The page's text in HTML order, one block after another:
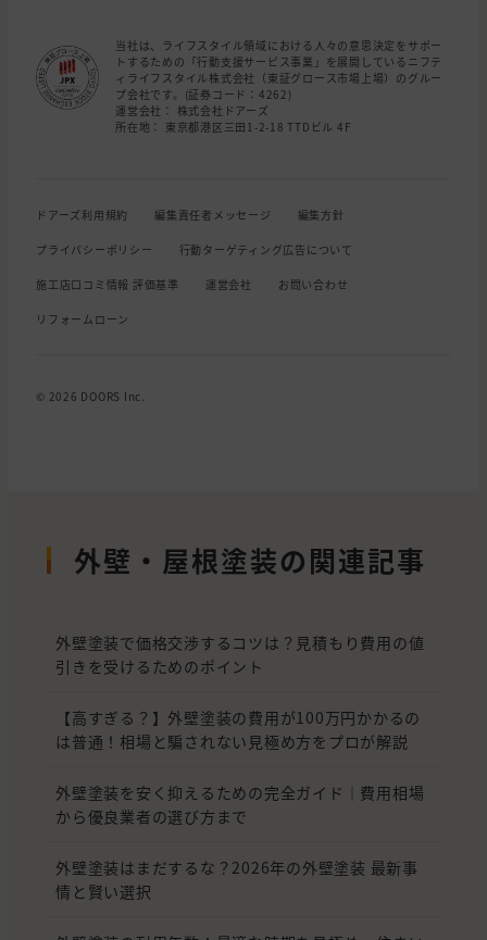
当社は、ライフスタイル領域における人々の意思決定をサポー
トするための「行動支援サービス事業」を展開しているニフテ
ィライフスタイル株式会社（東証グロース市場上場）のグルー
プ会社です。(証券コード：4262)
運営会社： 株式会社ドアーズ
所在地： 東京都港区三田1-2-18 TTDビル 4F
ドアーズ利用規約 編集責任者メッセージ 編集方針
プライバシーポリシー 行動ターゲティング広告について
施工店口コミ情報 評価基準 運営会社 お問い合わせ
リフォームローン
© 2026 DOORS Inc.
外壁・屋根塗装の関連記事
外壁塗装で価格交渉するコツは？見積もり費用の値
引きを受けるためのポイント
【高すぎる？】外壁塗装の費用が100万円かかるの
は普通！相場と騙されない見極め方をプロが解説
外壁塗装を安く抑えるための完全ガイド｜費用相場
から優良業者の選び方まで
外壁塗装はまだするな？2026年の外壁塗装 最新事
情と賢い選択